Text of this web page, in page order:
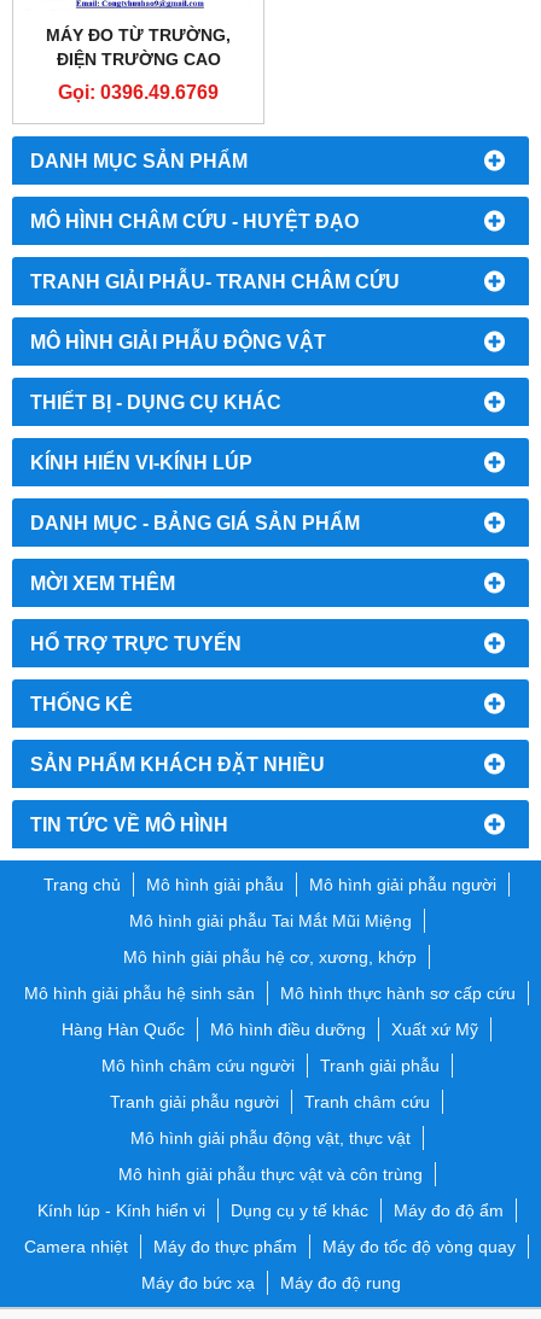
DANH MỤC SẢN PHẨM
MÔ HÌNH CHÂM CỨU - HUYỆT ĐẠO
TRANH GIẢI PHẪU- TRANH CHÂM CỨU
MÔ HÌNH GIẢI PHẪU ĐỘNG VẬT
THIẾT BỊ - DỤNG CỤ KHÁC
KÍNH HIỂN VI-KÍNH LÚP
DANH MỤC - BẢNG GIÁ SẢN PHẨM
MỜI XEM THÊM
HỔ TRỢ TRỰC TUYẾN
THỐNG KÊ
SẢN PHẨM KHÁCH ĐẶT NHIỀU
TIN TỨC VỀ MÔ HÌNH
MÁY ĐO TỪ TRƯỜNG,
ĐIỆN TRƯỜNG CAO
EMF829
Gọi: 0396.49.6769
Trang chủ Mô hình giải phẫu
Mô hình giải phẫu người
Mô hình giải phẫu Tai Mắt Mũi Miệng
Mô hình giải phẫu hệ cơ, xương, khớp
Mô hình giải phẫu hệ sinh sản
Mô hình thực hành sơ cấp cứu
Hàng Hàn Quốc
Mô hình điều dưỡng
Xuất xứ Mỹ
Mô hình châm cứu người
Tranh giải phẫu
Tranh giải phẫu người
Tranh châm cứu
Mô hình giải phẫu động vật, thực vật
Mô hình giải phẫu thực vật và côn trùng
Kính lúp - Kính hiển vi
Dụng cụ y tế khác
Máy đo độ ẩm
Camera nhiệt
Máy đo thực phẩm
Máy đo tốc độ vòng quay
Máy đo bức xạ
Máy đo độ rung